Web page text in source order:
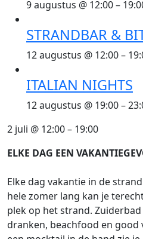
9 augustus @ 12:00–
STRANDBAR &
12 augustus @ 12:00–
ITALIAN NIGHTS
12 augustus @ 19:00–
2 juli @ 12:00– 19:00
ELKE DAG EEN
Elke dag vakantie in de
hele zomer lang kan je
plek op het strand.
dranken, beachfood en good